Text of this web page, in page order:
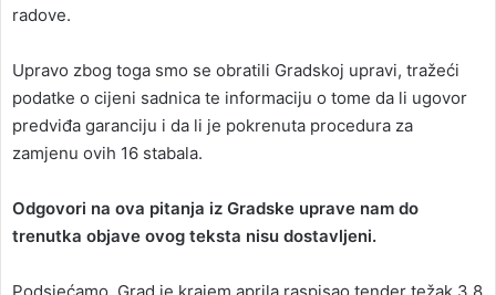
radove.
Upravo zbog toga smo se obratili Gradskoj upravi, tražeći
podatke o cijeni sadnica te informaciju o tome da li ugovor
predviđa garanciju i da li je pokrenuta procedura za
zamjenu ovih 16 stabala.
Odgovori na ova pitanja iz Gradske uprave nam do
trenutka objave ovog teksta nisu dostavljeni.